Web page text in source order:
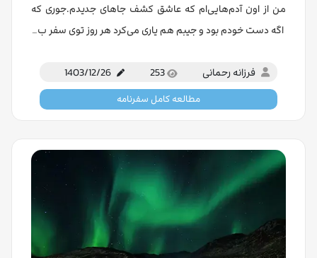
من از اون آدم‌هایی‌ام که عاشق کشف جاهای جدیدم.جوری که
اگه دست خودم بود و جیبم هم یاری می‌کرد هر روز توی سفر ب…
فرزانه رحمانی 253
مطالعه کامل سفرنامه